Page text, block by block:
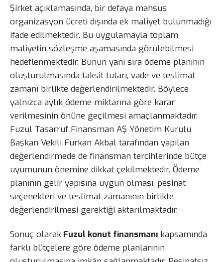
Şirket açıklamasında, bir defaya mahsus
organizasyon ücreti dışında ek maliyet bulunmadığı
ifade edilmektedir. Bu uygulamayla toplam
maliyetin sözleşme aşamasında görülebilmesi
hedeflenmektedir. Bunun yanı sıra ödeme planının
oluşturulmasında taksit tutarı, vade ve teslimat
zamanı birlikte değerlendirilmektedir. Böylece
yalnızca aylık ödeme miktarına göre karar
verilmesinin önüne geçilmesi amaçlanmaktadır.
Fuzul Tasarruf Finansman AŞ Yönetim Kurulu
Başkan Vekili Furkan Akbal tarafından yapılan
değerlendirmede de finansman tercihlerinde bütçe
uyumunun önemine dikkat çekilmektedir. Ödeme
planının gelir yapısına uygun olması, peşinat
seçenekleri ve teslimat zamanının birlikte
değerlendirilmesi gerektiği aktarılmaktadır.
Sonuç olarak Fuzul konut finansmanı kapsamında
farklı bütçelere göre ödeme planlarının